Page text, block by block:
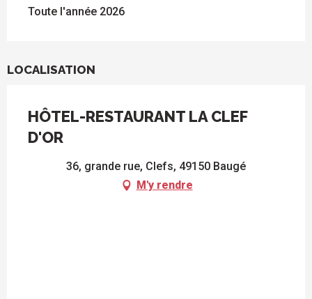
Toute l'année 2026
LOCALISATION
HÔTEL-RESTAURANT LA CLEF
D'OR
36, grande rue, Clefs, 49150 Baugé
M'y rendre